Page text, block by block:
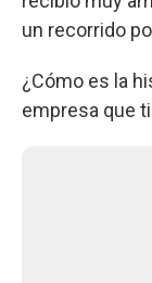
un recorrido
¿Cómo es la
empresa que